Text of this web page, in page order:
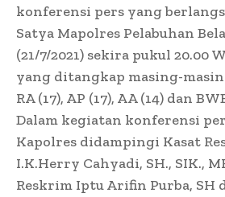
konferensi pers yang
Satya Mapolres Pelabuhan
(21/7/2021) sekira pukul 20.00
yang ditangkap masing-
RA (17), AP (17), AA (14) dan
Dalam kegiatan konferensi
Kapolres didampingi Kasat
I.K.Herry Cahyadi, SH., SIK.,
Reskrim Iptu Arifin Purba, SH